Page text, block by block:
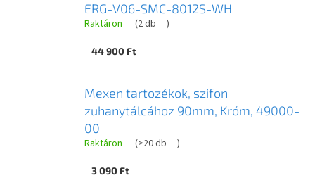
ERG-V06-SMC-8012S-WH
Raktáron (2 db )
44 900 Ft
Mexen tartozékok, szifon
zuhanytálcához 90mm, Króm, 49000-
00
Raktáron (>20 db )
3 090 Ft